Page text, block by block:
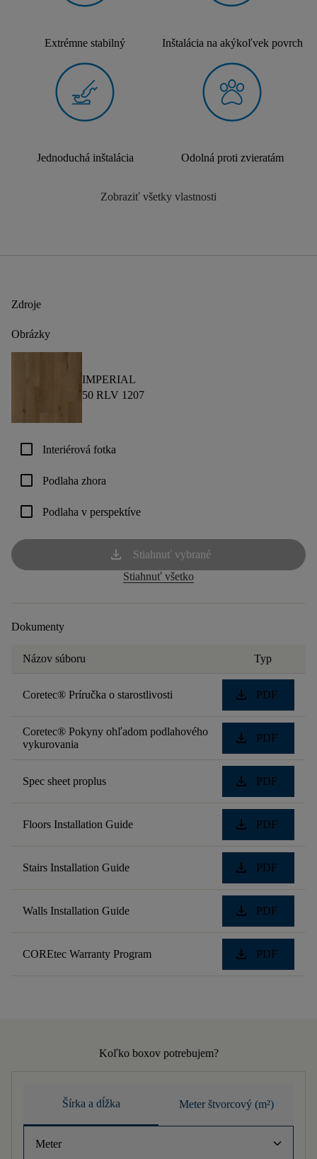
Extrémne stabilný Inštalácia na akýkoľvek povrch
Jednoduchá inštalácia Odolná proti zvieratám
Zobraziť všetky vlastnosti
Zdroje
Obrázky
IMPERIAL
50 RLV 1207
check_box_outline_blank Interiérová fotka
check_box_outline_blank Podlaha zhora
check_box_outline_blank Podlaha v perspektíve
download
Stiahnuť vybrané
Stiahnuť všetko
Dokumenty
Názov súboru Typ
Coretec® Príručka o starostlivosti download PDF
Coretec® Pokyny ohľadom podlahového
vykurovania
download PDF
Spec sheet proplus download PDF
Floors Installation Guide download PDF
Stairs Installation Guide download PDF
Walls Installation Guide download PDF
COREtec Warranty Program download PDF
Koľko boxov potrebujem?
Šírka a dĺžka Meter štvorcový (m²)
Meter keyboard_arrow_down